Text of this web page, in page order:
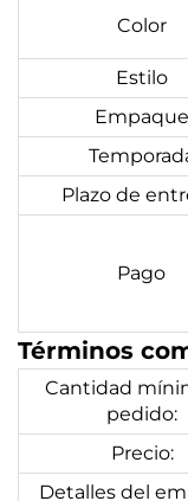
Color
Estilo
Empaque
Plazo de
Pago
Términos
Cantidad
pedido:
Precio:
Detalles del